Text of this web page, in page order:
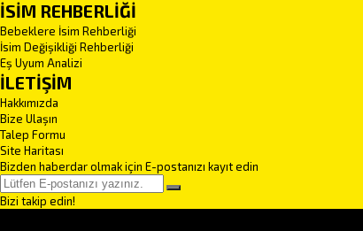
İSİM REHBERLİĞİ
Bebeklere İsim Rehberliği
İsim Değişikliği Rehberliği
Eş Uyum Analizi
İLETİŞİM
Hakkımızda
Bize Ulaşın
Talep Formu
Site Haritası
Bizden haberdar olmak için E-postanızı kayıt edin
Bizi takip edin!